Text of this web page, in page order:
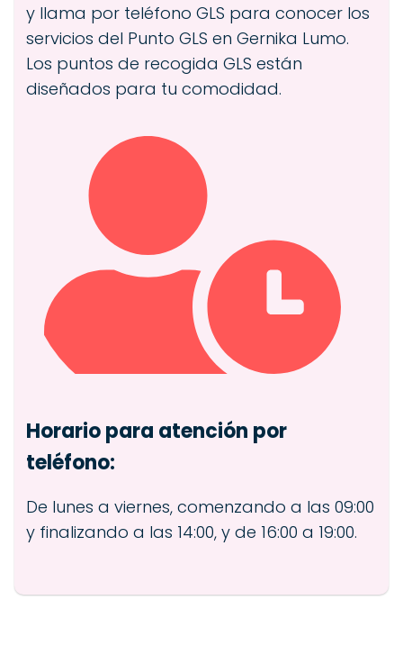
y llama por teléfono GLS para conocer los
servicios del Punto GLS en Gernika Lumo.
Los puntos de recogida GLS están
diseñados para tu comodidad.
Horario para atención por
teléfono:
De lunes a viernes, comenzando a las 09:00
y finalizando a las 14:00, y de 16:00 a 19:00.